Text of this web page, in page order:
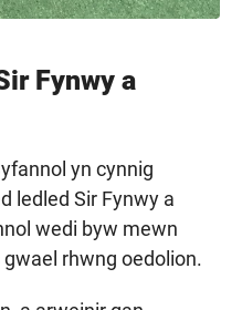
Fynwy a
yn cynnig
ledled Sir Fynwy a
wedi byw mewn
rhwng oedolion.